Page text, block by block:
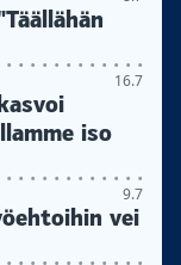
16.7
iso
9.7
vei